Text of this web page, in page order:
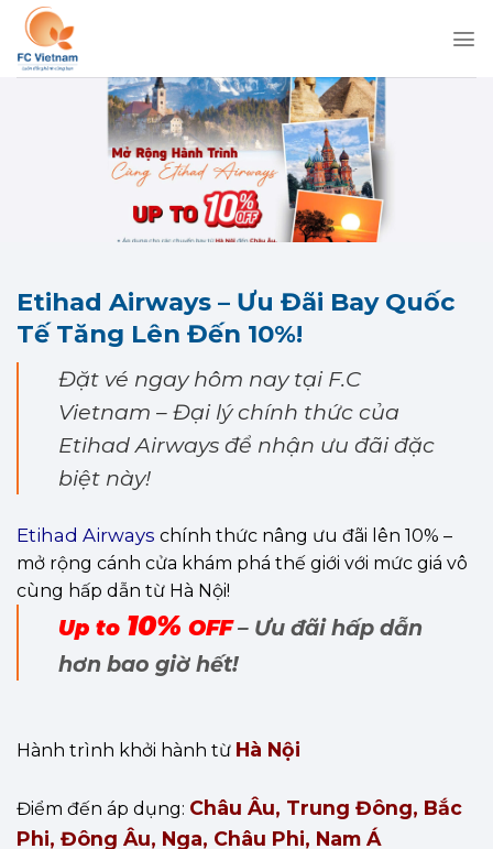
Chuyển
đến
nội
Etihad Airways – Ưu Đãi Bay Quốc
Tế Tăng Lên Đến 10%!
Đặt vé ngay hôm nay tại F.C
Vietnam – Đại lý chính thức của
Etihad Airways để nhận ưu đãi đặc
biệt này!
Etihad Airways chính thức nâng ưu đãi lên 10% –
mở rộng cánh cửa khám phá thế giới với mức giá vô
cùng hấp dẫn từ Hà Nội!
Up to 10% OFF– Ưu đãi hấp dẫn
hơn bao giờ hết!
Hành trình khởi hành từ Hà Nội
Điểm đến áp dụng: Châu Âu, Trung Đông, Bắc
Phi, Đông Âu, Nga, Châu Phi, Nam Á